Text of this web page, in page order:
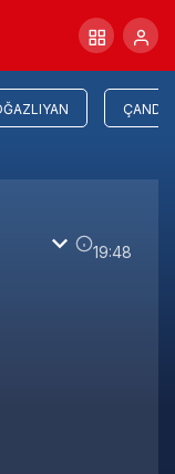
ÇANDIR
19:48